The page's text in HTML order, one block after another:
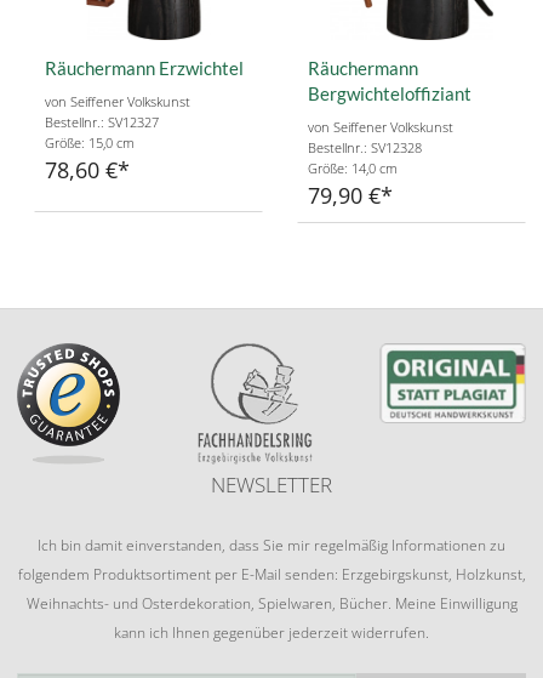
Räuchermann Erzwichtel
von Seiffener Volkskunst
Bestellnr.: SV12327
Größe: 15,0 cm
78,60 €
Räuchermann
Bergwichteloffiziant
von Seiffener Volkskunst
Bestellnr.: SV12328
Größe: 14,0 cm
79,90 €
NEWSLETTER
Ich bin damit einverstanden, dass Sie mir regelmäßig Informationen zu
folgendem Produktsortiment per E-Mail senden: Erzgebirgskunst, Holzkunst,
Weihnachts- und Osterdekoration, Spielwaren, Bücher. Meine Einwilligung
kann ich Ihnen gegenüber jederzeit widerrufen.